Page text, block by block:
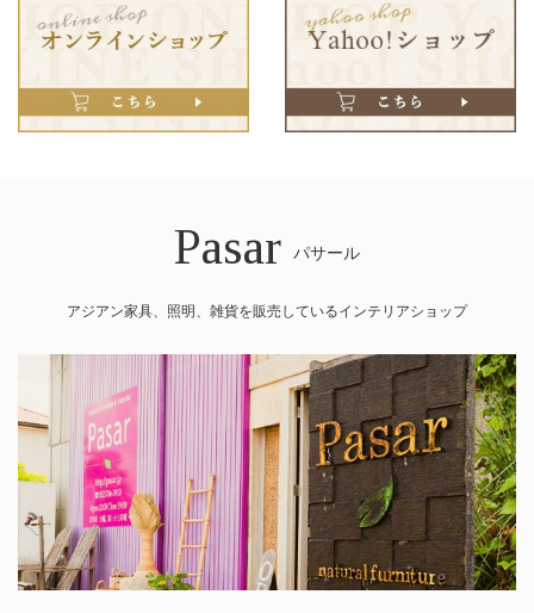
Pasar パサール
アジアン家具、照明、雑貨を販売しているインテリアショップ